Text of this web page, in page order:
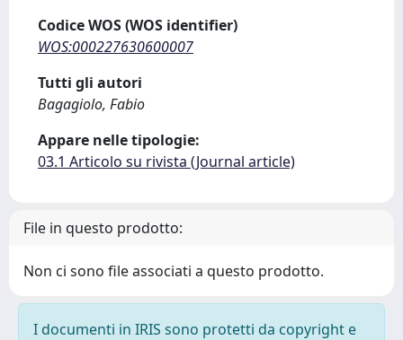
Codice WOS (WOS identifier)
WOS:000227630600007
Tutti gli autori
Bagagiolo, Fabio
Appare nelle tipologie:
03.1 Articolo su rivista (Journal article)
File in questo prodotto:
Non ci sono file associati a questo prodotto.
I documenti in IRIS sono protetti da copyright e